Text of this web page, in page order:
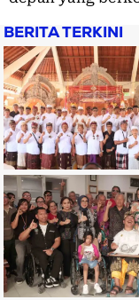
BERITA TERKINI